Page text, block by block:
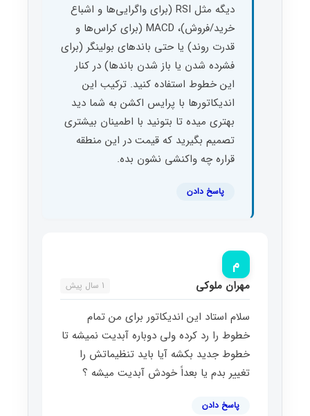
دیگه مثل RSI (برای واگرایی‌ها و اشباع
خرید/فروش)، MACD (برای کراس‌ها و
قدرت روند) یا حتی باندهای بولینگر (برای
فشرده شدن یا باز شدن باندها) در کنار
این خطوط استفاده کنید. ترکیب این
اندیکاتورها با پرایس اکشن به شما دید
بهتری میده تا بتونید با اطمینان بیشتری
تصمیم بگیرید که قیمت در این منطقه
قراره چه واکنشی نشون بده.
پاسخ دادن
م
مهران ملوکی 1 سال پیش
سلام استاد این اندیکاتور برای من تمام
خطوط را رد کرده ولی دوباره آبدیت نمیشه تا
خطوط جدید بکشه آیا باید تنظیماتش را
تغییر بدم یا بعداً خودش آبدیت میشه ؟
پاسخ دادن